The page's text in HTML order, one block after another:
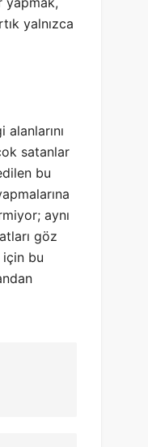
yalnızca
satanlar
bu
aynı
göz
için bu